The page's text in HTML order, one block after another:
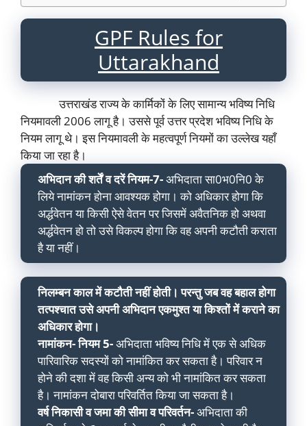
GPF Rules for
Uttarakhand
उत्तराखंड राज्य के कार्मिकों के लिए सामान्य भविष्य निधि
नियमावली 2006 लागू है। उससे पूर्व उत्तर प्रदेश भविष्य निधि के
नियम लागू थे। इस नियमावली के महत्वपूर्ण नियमों का उल्लेख यहाँ
किया जा रहा है।
अभिदान की शर्तें व दरें नियम-7-अभिदाता सा0भ0नि0 के
लिये नामांकन होना आवश्यक होगा। को अधिकार होगा कि
अर्द्धवेतन या किसी ऐसे वेतन पर जिसमें अवैतनिक हो अथवा
अर्द्धवेतन हो तो उसे विकल्प होगा कि वह अपनी कटौती कराता
है या नहीं।
निलम्बन काल में कटौती नहीं होती। परन्तु जब वह बहाल होगा
तत्पश्चात उसे अपनी अभिदान एकमुश्त या किश्तों में कराने का
अधिकार होगा।
नामांकन- नियम 5-अभिदाता भविष्य निधि में एक से अधिक
पारिवारिक सदस्यों को नामांकित कर सकता है। परिवार न
होने की दशा में वह किसी अन्य को भी नामांकित कर सकता
है। नामांकन दोबारा परिवर्तित किया जा सकता है।
वर्ष निकासी व जमा की सीमा व परिवर्तन-अभिदाता की